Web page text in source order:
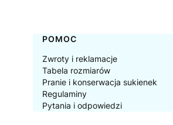
Linki w stopce
POMOC
Zwroty i reklamacje
Tabela rozmiarów
Pranie i konserwacja sukienek
Regulaminy
Pytania i odpowiedzi